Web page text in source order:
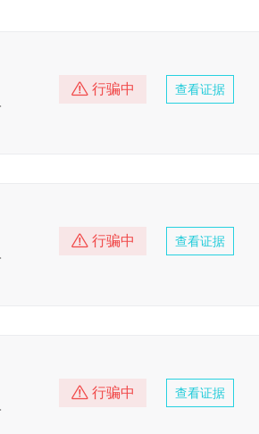
行骗中 查看证据
行骗中 查看证据
行骗中 查看证据